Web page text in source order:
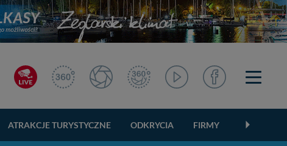
ATRAKCJE TURYSTYCZNE ODKRYCIA FIRMY